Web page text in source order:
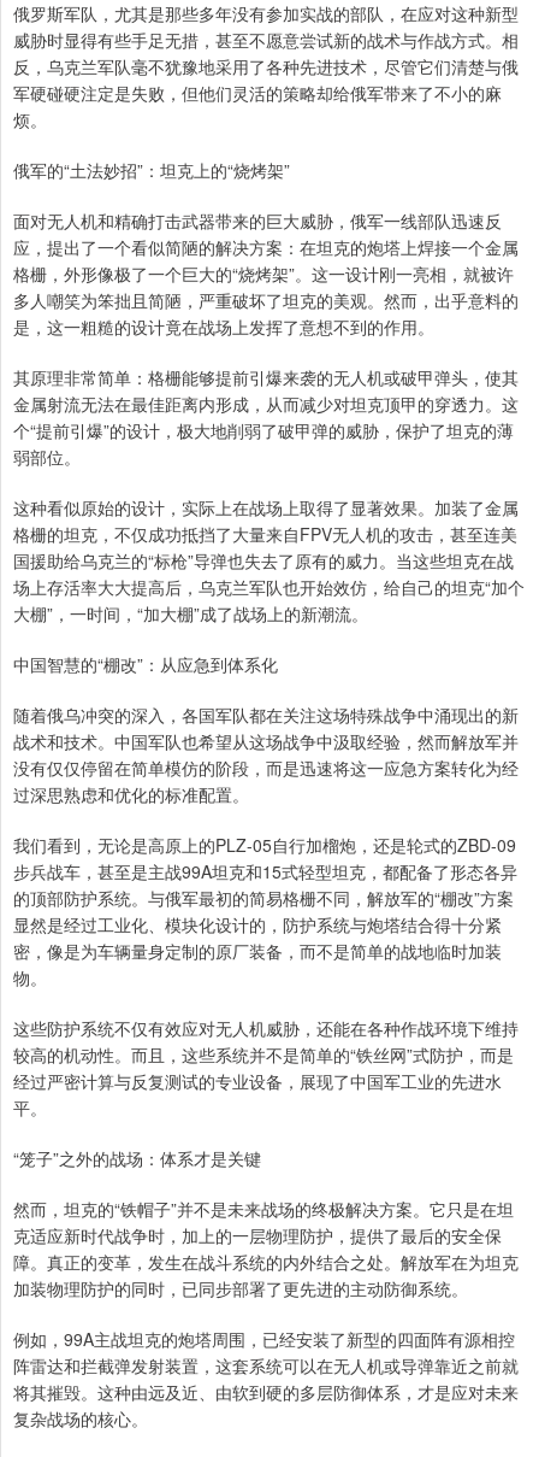
俄罗斯军队，尤其是那些多年没有参加实战的部队，在应对这种新型
威胁时显得有些手足无措，甚至不愿意尝试新的战术与作战方式。相
反，乌克兰军队毫不犹豫地采用了各种先进技术，尽管它们清楚与俄
军硬碰硬注定是失败，但他们灵活的策略却给俄军带来了不小的麻
烦。
俄军的“土法妙招”：坦克上的“烧烤架”
面对无人机和精确打击武器带来的巨大威胁，俄军一线部队迅速反
应，提出了一个看似简陋的解决方案：在坦克的炮塔上焊接一个金属
格栅，外形像极了一个巨大的“烧烤架”。这一设计刚一亮相，就被许
多人嘲笑为笨拙且简陋，严重破坏了坦克的美观。然而，出乎意料的
是，这一粗糙的设计竟在战场上发挥了意想不到的作用。
其原理非常简单：格栅能够提前引爆来袭的无人机或破甲弹头，使其
金属射流无法在最佳距离内形成，从而减少对坦克顶甲的穿透力。这
个“提前引爆”的设计，极大地削弱了破甲弹的威胁，保护了坦克的薄
弱部位。
这种看似原始的设计，实际上在战场上取得了显著效果。加装了金属
格栅的坦克，不仅成功抵挡了大量来自FPV无人机的攻击，甚至连美
国援助给乌克兰的“标枪”导弹也失去了原有的威力。当这些坦克在战
场上存活率大大提高后，乌克兰军队也开始效仿，给自己的坦克“加个
大棚”，一时间，“加大棚”成了战场上的新潮流。
中国智慧的“棚改”：从应急到体系化
随着俄乌冲突的深入，各国军队都在关注这场特殊战争中涌现出的新
战术和技术。中国军队也希望从这场战争中汲取经验，然而解放军并
没有仅仅停留在简单模仿的阶段，而是迅速将这一应急方案转化为经
过深思熟虑和优化的标准配置。
我们看到，无论是高原上的PLZ-05自行加榴炮，还是轮式的ZBD-09
步兵战车，甚至是主战99A坦克和15式轻型坦克，都配备了形态各异
的顶部防护系统。与俄军最初的简易格栅不同，解放军的“棚改”方案
显然是经过工业化、模块化设计的，防护系统与炮塔结合得十分紧
密，像是为车辆量身定制的原厂装备，而不是简单的战地临时加装
物。
这些防护系统不仅有效应对无人机威胁，还能在各种作战环境下维持
较高的机动性。而且，这些系统并不是简单的“铁丝网”式防护，而是
经过严密计算与反复测试的专业设备，展现了中国军工业的先进水
平。
“笼子”之外的战场：体系才是关键
然而，坦克的“铁帽子”并不是未来战场的终极解决方案。它只是在坦
克适应新时代战争时，加上的一层物理防护，提供了最后的安全保
障。真正的变革，发生在战斗系统的内外结合之处。解放军在为坦克
加装物理防护的同时，已同步部署了更先进的主动防御系统。
例如，99A主战坦克的炮塔周围，已经安装了新型的四面阵有源相控
阵雷达和拦截弹发射装置，这套系统可以在无人机或导弹靠近之前就
将其摧毁。这种由远及近、由软到硬的多层防御体系，才是应对未来
复杂战场的核心。